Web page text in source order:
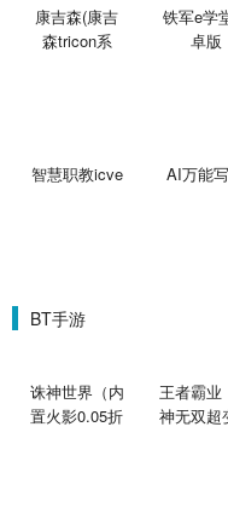
康吉森(康吉
森tricon系
铁军e学
卓版
智慧职教icve AI万能
BT手游
诛神世界（内
置火影0.05折
王者霸业
神无双超